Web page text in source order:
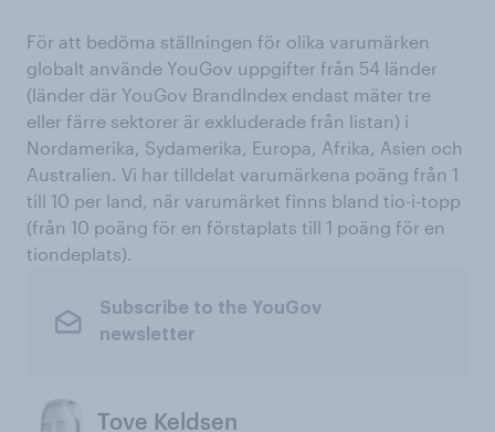
För att bedöma ställningen för olika varumärken
globalt använde YouGov uppgifter från 54 länder
(länder där YouGov BrandIndex endast mäter tre
eller färre sektorer är exkluderade från listan) i
Nordamerika, Sydamerika, Europa, Afrika, Asien och
Australien. Vi har tilldelat varumärkena poäng från 1
till 10 per land, när varumärket finns bland tio-i-topp
(från 10 poäng för en förstaplats till 1 poäng för en
tiondeplats).
Subscribe to the YouGov
newsletter
Tove Keldsen